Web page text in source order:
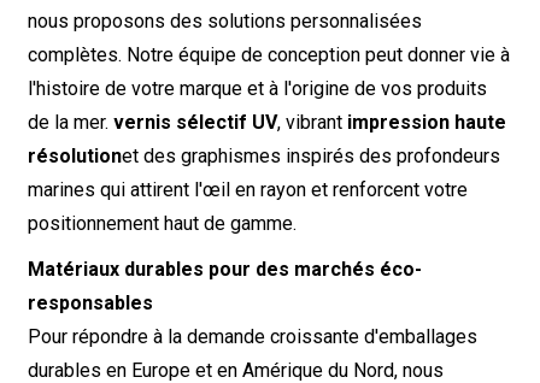
nous proposons des solutions personnalisées
complètes. Notre équipe de conception peut donner vie à
l'histoire de votre marque et à l'origine de vos produits
de la mer. vernis sélectif UV, vibrant impression haute
résolutionet des graphismes inspirés des profondeurs
marines qui attirent l'œil en rayon et renforcent votre
positionnement haut de gamme.
Matériaux durables pour des marchés éco-
responsables
Pour répondre à la demande croissante d'emballages
durables en Europe et en Amérique du Nord, nous